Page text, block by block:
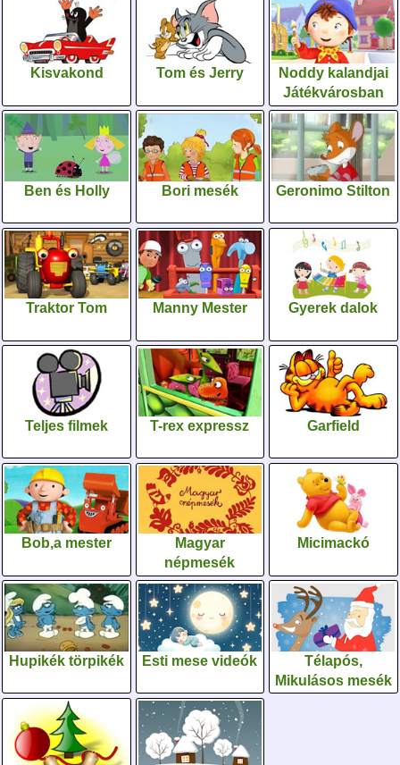
Kisvakond Tom és Jerry
Noddy kalandjai
Játékvárosban
Ben és Holly Bori mesék Geronimo Stilton
Traktor Tom Manny Mester Gyerek dalok
Teljes filmek T-rex expressz Garfield
Bob,a mester
Magyar
népmesék
Micimackó
Hupikék törpikék Esti mese videók
Télapós,
Mikulásos mesék